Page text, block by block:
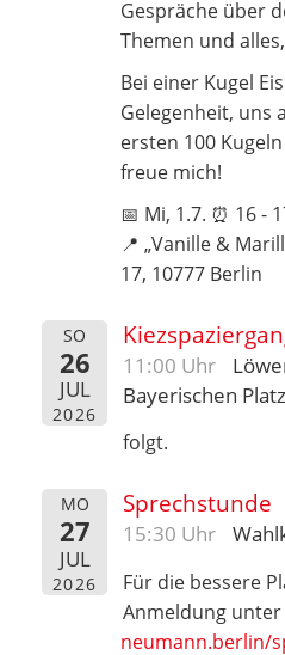
Gespräche über
Themen und
Bei einer Kugel
Gelegenheit, uns
ersten 100
freue mich!
📅 Mi, 1.7. ⏰ 16 -
📍 „Vanille &
17, 10777 Berlin
SO
26
JUL
2026
11:00 Uhr
Bayerischen Platz
folgt.
MO
27
JUL
2026
Sprechstunde
15:30 Uhr
Für die bessere
Anmeldung unter
neumann.berlin/